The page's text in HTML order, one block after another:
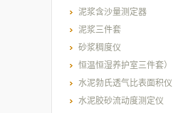
泥浆含沙量测定器
泥浆三件套
砂浆稠度仪
恒温恒湿养护室三件套）
水泥勃氏透气比表面积仪
水泥胶砂流动度测定仪